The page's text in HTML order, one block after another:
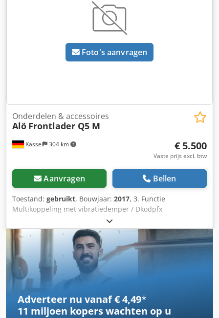
Foto's aanvragen
Kassel 304 km
Onderdelen & accessoires
Alö Frontlader Q5 M
€ 5.500
Vaste prijs excl. btw
Aanvragen Bellen
Toestand: gebruikt, Bouwjaar: 2017, 3. Functie
Multikoppeling met vibratiedemper / Dkodpfx
Adverteer nu vanaf € 4,49*
11 miljoen koperswachten op u